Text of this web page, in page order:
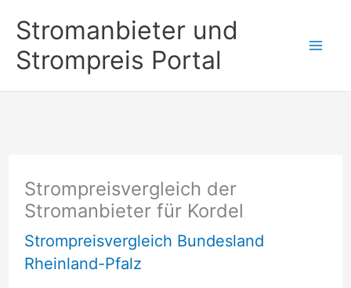
Inhalt
springen
Stromanbieter und
Strompreis Portal
Strompreisvergleich der
Stromanbieter für Kordel
Strompreisvergleich Bundesland
Rheinland-Pfalz